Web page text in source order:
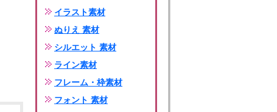
イラスト素材
ぬりえ 素材
シルエット 素材
ライン素材
フレーム・枠素材
フォント 素材